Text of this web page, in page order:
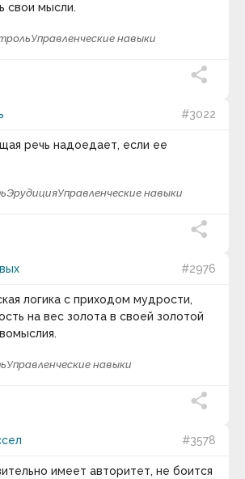
свои мысли.
Управленческие навыки
#3022
речь надоедает, если ее
ЭрудицияУправленческие навыки
#2976
логика с приходом мудрости,
на вес золота в своей золотой
Управленческие навыки
#3578
имеет авторитет, не боится